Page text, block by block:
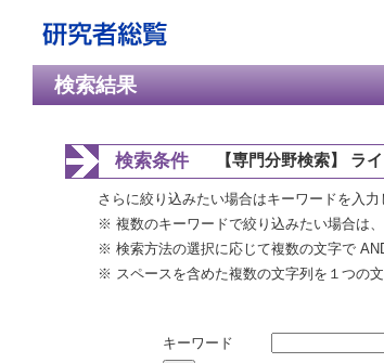
検索結果
検索条件 【専門分野検索】 ラ
さらに絞り込みたい場合はキーワードを入
※ 複数のキーワードで絞り込みたい場合は
※ 検索方法の選択に応じて複数の文字で
※ スペースを含めた複数の文字列を１つの
キーワード